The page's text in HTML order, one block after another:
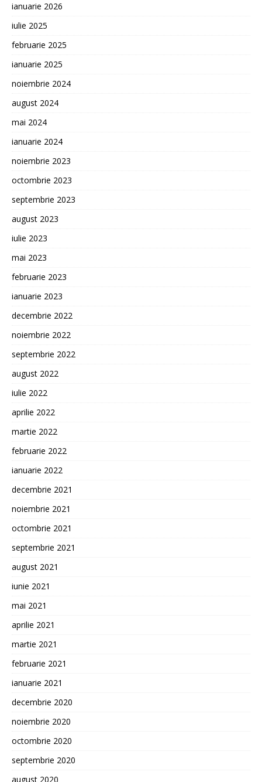
ianuarie 2026
iulie 2025
februarie 2025
ianuarie 2025
noiembrie 2024
august 2024
mai 2024
ianuarie 2024
noiembrie 2023
octombrie 2023
septembrie 2023
august 2023
iulie 2023
mai 2023
februarie 2023
ianuarie 2023
decembrie 2022
noiembrie 2022
septembrie 2022
august 2022
iulie 2022
aprilie 2022
martie 2022
februarie 2022
ianuarie 2022
decembrie 2021
noiembrie 2021
octombrie 2021
septembrie 2021
august 2021
iunie 2021
mai 2021
aprilie 2021
martie 2021
februarie 2021
ianuarie 2021
decembrie 2020
noiembrie 2020
octombrie 2020
septembrie 2020
august 2020